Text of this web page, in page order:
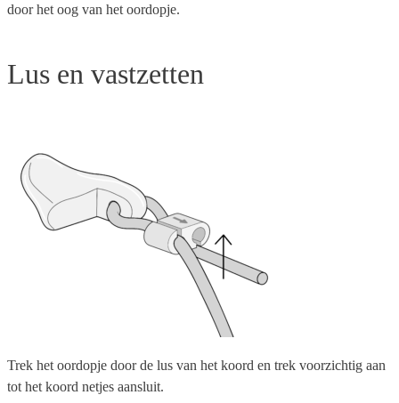
door het oog van het oordopje.
Lus en vastzetten
Trek het oordopje door de lus van het koord en trek voorzichtig aan
tot het koord netjes aansluit.